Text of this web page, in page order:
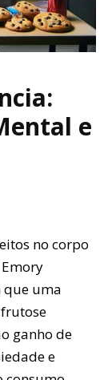
e
no corpo
que uma
ganho de
e